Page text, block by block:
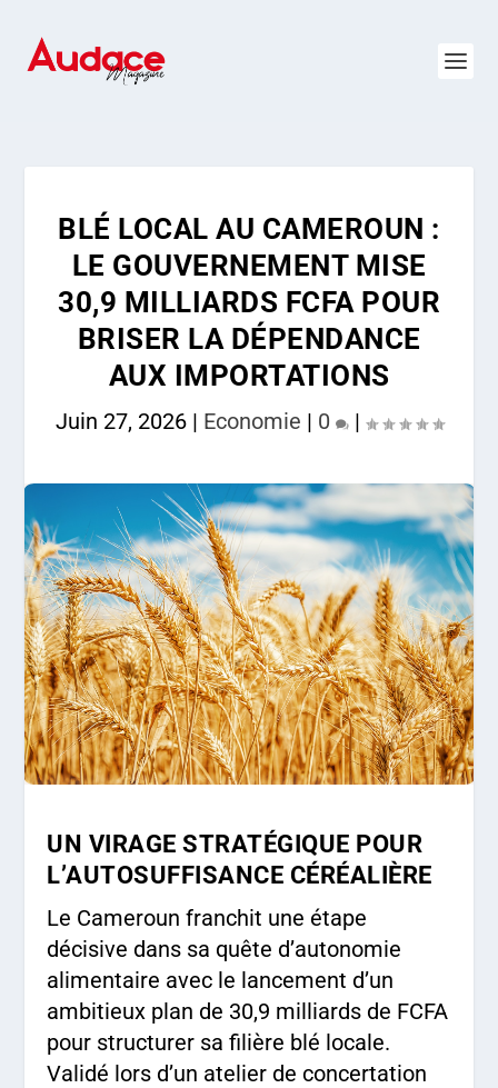
BLÉ LOCAL AU CAMEROUN :
LE GOUVERNEMENT MISE
30,9 MILLIARDS FCFA POUR
BRISER LA DÉPENDANCE
AUX IMPORTATIONS
Juin 27, 2026| Economie | 0 |
UN VIRAGE STRATÉGIQUE POUR
L’AUTOSUFFISANCE CÉRÉALIÈRE
Le Cameroun franchit une étape
décisive dans sa quête d’autonomie
alimentaire avec le lancement d’un
ambitieux plan de 30,9 milliards de FCFA
pour structurer sa filière blé locale.
Validé lors d’un atelier de concertation